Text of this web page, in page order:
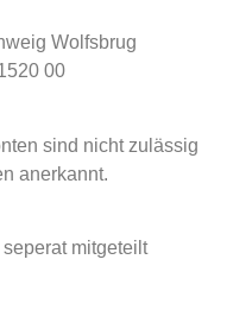
Wolfsbrug
00
sind nicht zulässig
anerkannt.
mitgeteilt